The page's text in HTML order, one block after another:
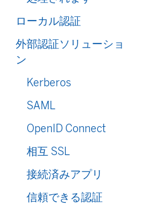
ローカル認証
外部認証ソリューショ
ン
Kerberos
SAML
OpenID Connect
相互 SSL
接続済みアプリ
信頼できる認証